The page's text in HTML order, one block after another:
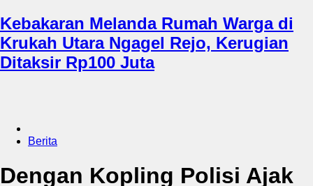
Kebakaran Melanda Rumah Warga di
Krukah Utara Ngagel Rejo, Kerugian
Ditaksir Rp100 Juta
Berita
Dengan Kopling Polisi Ajak